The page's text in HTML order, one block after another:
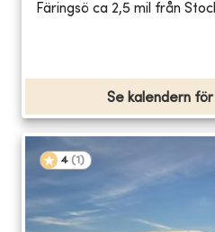
Färingsö ca 2,5 mil från
Se kalendern
4 (1 )